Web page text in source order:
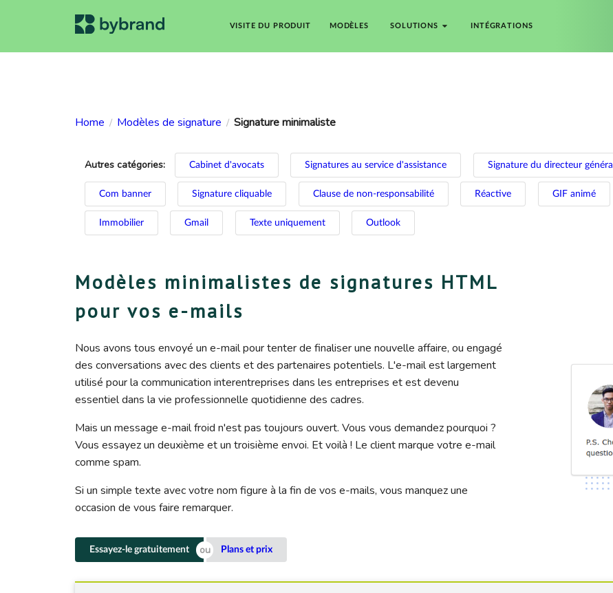
VISITE DU PRODUIT MODÈLES SOLUTIONS INTÉGRATIONS
Home / Modèles de signature / Signature minimaliste
Autres catégories: Cabinet d'avocats Signatures au service d'assistance Signature du directeur général
Com banner Signature cliquable Clause de non-responsabilité Réactive GIF animé
Immobilier Gmail Texte uniquement Outlook
Modèles minimalistes de signatures HTML
pour vos e-mails
Nous avons tous envoyé un e-mail pour tenter de finaliser une nouvelle affaire, ou engagé
des conversations avec des clients et des partenaires potentiels. L'e-mail est largement
utilisé pour la communication interentreprises dans les entreprises et est devenu
essentiel dans la vie professionnelle quotidienne des cadres.
Mais un message e-mail froid n'est pas toujours ouvert. Vous vous demandez pourquoi ?
Vous essayez un deuxième et un troisième envoi. Et voilà ! Le client marque votre e-mail
comme spam.
Si un simple texte avec votre nom figure à la fin de vos e-mails, vous manquez une
occasion de vous faire remarquer.
Essayez-le gratuitement Plans et prix